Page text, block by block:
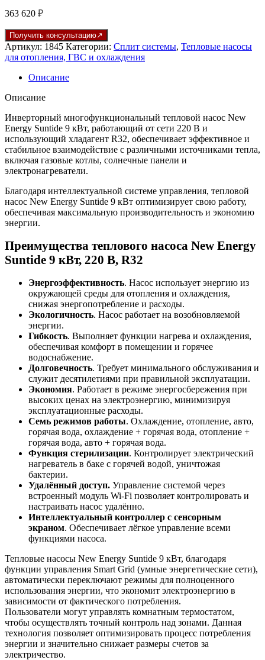
363 620 ₽
Получить консультацию
Артикул: 1845 Категории: Сплит системы, Тепловые насосы
для отопления, ГВС и охлаждения
Описание
Описание
Инверторный многофункциональный тепловой насос New
Energy Suntide 9 кВт, работающий от сети 220 В и
использующий хладагент R32, обеспечивает эффективное и
стабильное взаимодействие с различными источниками тепла,
включая газовые котлы, солнечные панели и
электронагреватели.
Благодаря интеллектуальной системе управления, тепловой
насос New Energy Suntide 9 кВт оптимизирует свою работу,
обеспечивая максимальную производительность и экономию
энергии.
Преимущества теплового насоса New Energy
Suntide 9 кВт, 220 В, R32
Энергоэффективность. Насос использует энергию из
окружающей среды для отопления и охлаждения,
снижая энергопотребление и расходы.
Экологичность. Насос работает на возобновляемой
энергии.
Гибкость. Выполняет функции нагрева и охлаждения,
обеспечивая комфорт в помещении и горячее
водоснабжение.
Долговечность. Требует минимального обслуживания и
служит десятилетиями при правильной эксплуатации.
Экономия. Работает в режиме энергосбережения при
высоких ценах на электроэнергию, минимизируя
эксплуатационные расходы.
Семь режимов работы. Охлаждение, отопление, авто,
горячая вода, охлаждение + горячая вода, отопление +
горячая вода, авто + горячая вода.
Функция стерилизации. Контролирует электрический
нагреватель в баке с горячей водой, уничтожая
бактерии.
Удалённый доступ. Управление системой через
встроенный модуль Wi-Fi позволяет контролировать и
настраивать насос удалённо.
Интеллектуальный контроллер с сенсорным
экраном. Обеспечивает лёгкое управление всеми
функциями насоса.
Тепловые насосы New Energy Suntide 9 кВт, благодаря
функции управления Smart Grid (умные энергетические сети),
автоматически переключают режимы для полноценного
использования энергии, что экономит электроэнергию в
зависимости от фактического потребления.
Пользователи могут управлять комнатным термостатом,
чтобы осуществлять точный контроль над зонами. Данная
технология позволяет оптимизировать процесс потребления
энергии и значительно снижает размеры счетов за
электричество.